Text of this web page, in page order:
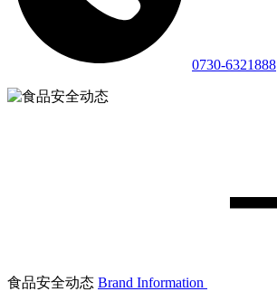
0730-6321888
食品安全动态 Brand Information